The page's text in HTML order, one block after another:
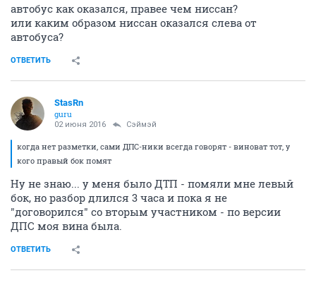
автобус как оказался, правее чем ниссан?
или каким образом ниссан оказался слева от
автобуса?
ОТВЕТИТЬ
StasRn
guru
02 июня 2016 Сэймэй
когда нет разметки, сами ДПС-ники всегда говорят - виноват тот, у
кого правый бок помят
Ну не знаю... у меня было ДТП - помяли мне левый
бок, но разбор длился 3 часа и пока я не
"договорился" со вторым участником - по версии
ДПС моя вина была.
ОТВЕТИТЬ